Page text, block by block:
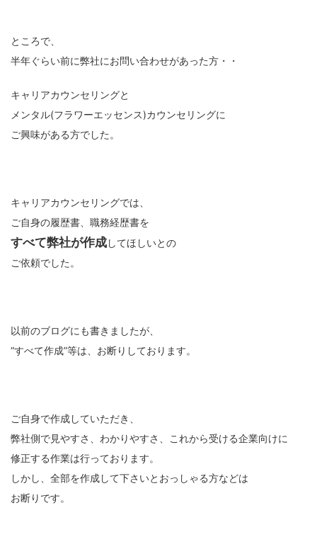
ところで、
半年ぐらい前に弊社にお問い合わせがあった方・・
キャリアカウンセリングと
メンタル(フラワーエッセンス)カウンセリングに
ご興味がある方でした。
キャリアカウンセリングでは、
ご自身の履歴書、職務経歴書を
すべて弊社が作成してほしいとの
ご依頼でした。
以前のブログにも書きましたが、
“すべて作成”等は、お断りしております。
ご自身で作成していただき、
弊社側で見やすさ、わかりやすさ、これから受ける企業向けに
修正する作業は行っております。
しかし、全部を作成して下さいとおっしゃる方などは
お断りです。